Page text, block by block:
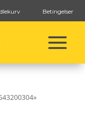
Betingelser